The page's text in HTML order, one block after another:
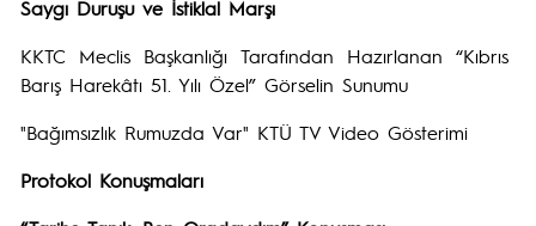
Saygı Duruşu ve İstiklal Marşı
KKTC Meclis Başkanlığı Tarafından Hazırlanan “Kıbrıs
Barış Harekâtı 51. Yılı Özel” Görselin Sunumu
"Bağımsızlık Rumuzda Var" KTÜ TV Video Gösterimi
Protokol Konuşmaları